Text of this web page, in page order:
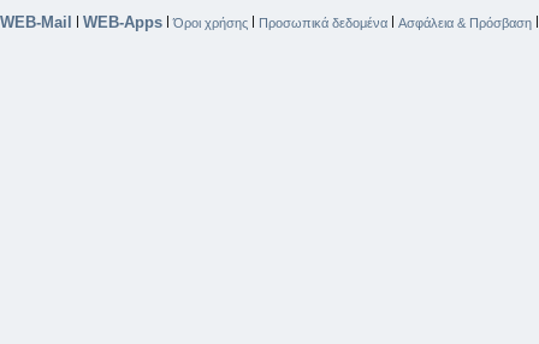
WEB-Mail | WEB-Apps |Όροι χρήσης | Προσωπικά δεδομένα | Ασφάλεια & Πρόσβαση